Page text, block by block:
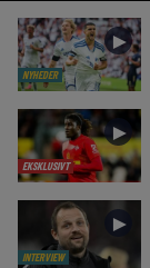
NYHEDER
►
EKSKLUSIVT
►
INTERVIEW
►